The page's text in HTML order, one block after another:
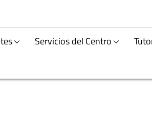
Servicios del Centro